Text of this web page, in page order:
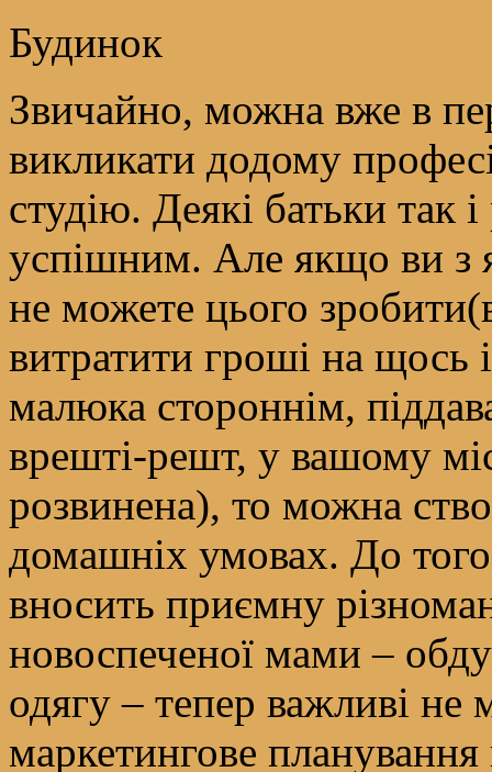
Будинок
Звичайно, можна вже в
викликати додому
студію. Деякі батьки так
успішним. Але якщо ви з
не можете цього
витратити гроші на щось
малюка стороннім,
врешті-решт, у вашому
розвинена), то можна
домашніх умовах. До того
вносить приємну
новоспеченої мами –
одягу – тепер важливі
маркетингове